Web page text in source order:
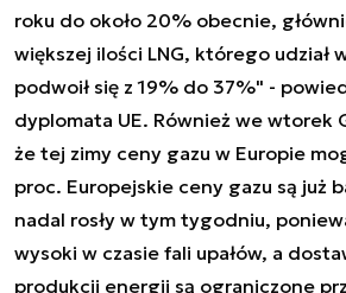
roku do około 20% obecnie,
większej ilości LNG, którego udział
podwoił się z 19% do 37%" -
dyplomata UE. Również we wtorek
że tej zimy ceny gazu w Europie
proc. Europejskie ceny gazu są już
nadal rosły w tym tygodniu,
wysoki w czasie fali upałów, a
produkcji energii są ograniczone